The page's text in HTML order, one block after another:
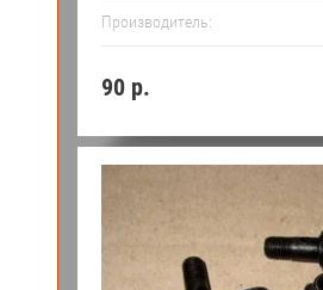
Производитель:
90р.